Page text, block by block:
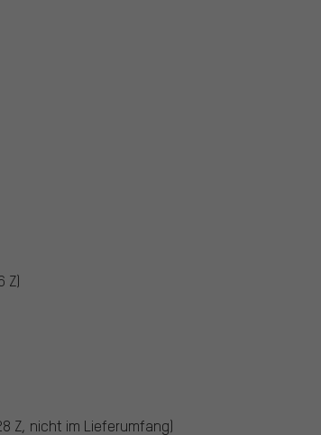
Z)
Z, nicht im Lieferumfang)